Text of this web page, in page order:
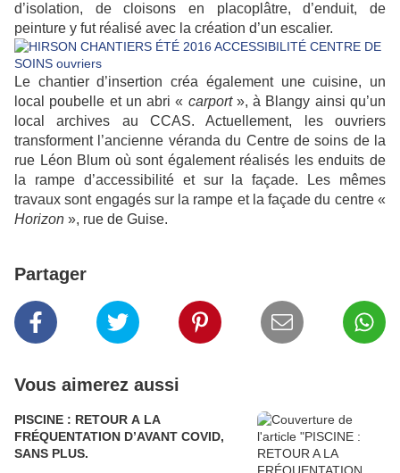
d’isolation, de cloisons en placoplâtre, d’enduit, de
peinture y fut réalisé avec la création d’un escalier.
Le chantier d’insertion créa également une cuisine, un
local poubelle et un abri « carport », à Blangy ainsi qu’un
local archives au CCAS. Actuellement, les ouvriers
transforment l’ancienne véranda du Centre de soins de la
rue Léon Blum où sont également réalisés les enduits de
la rampe d’accessibilité et sur la façade. Les mêmes
travaux sont engagés sur la rampe et la façade du centre «
Horizon », rue de Guise.
Partager
Vous aimerez aussi
PISCINE : RETOUR A LA
FRÉQUENTATION D’AVANT COVID,
SANS PLUS.